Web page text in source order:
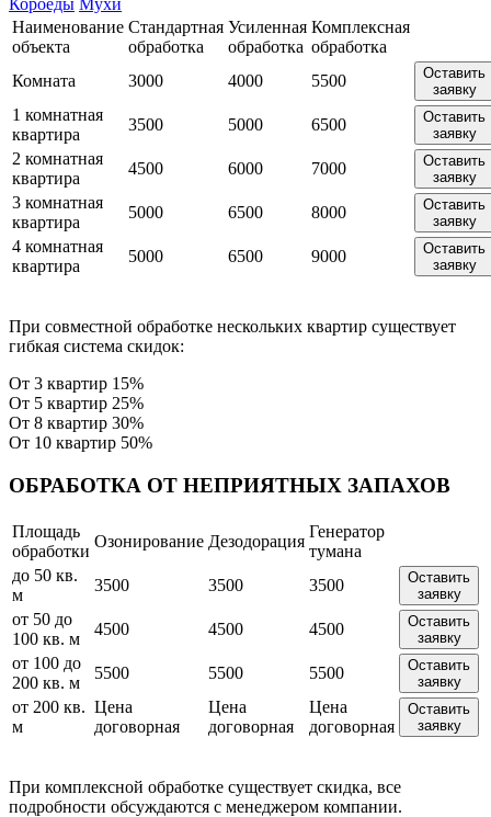
Короеды Мухи
Наименование
объекта
Стандартная
обработка
Усиленная
обработка
Комплексная
обработка
Комната
3000 4000 5500
Оставить
заявку
1 комнатная
квартира
3500 5000 6500
Оставить
заявку
2 комнатная
квартира
4500 6000 7000
Оставить
заявку
3 комнатная
квартира
5000 6500 8000
Оставить
заявку
4 комнатная
квартира
5000 6500 9000
Оставить
заявку
При совместной обработке нескольких квартир существует
гибкая система скидок:
От 3 квартир 15%
От 5 квартир 25%
От 8 квартир 30%
От 10 квартир 50%
ОБРАБОТКА ОТ НЕПРИЯТНЫХ ЗАПАХОВ
Площадь
обработки
Озонирование Дезодорация
Генератор
тумана
до 50 кв.
м
3500 3500 3500
Оставить
заявку
от 50 до
100 кв. м
4500 4500 4500
Оставить
заявку
от 100 до
200 кв. м
5500 5500 5500
Оставить
заявку
от 200 кв.
м
Цена
договорная
Цена
договорная
Цена
договорная
Оставить
заявку
При комплексной обработке существует скидка, все
подробности обсуждаются с менеджером компании.